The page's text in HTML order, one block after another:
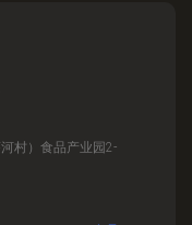
村）食品产业园2-